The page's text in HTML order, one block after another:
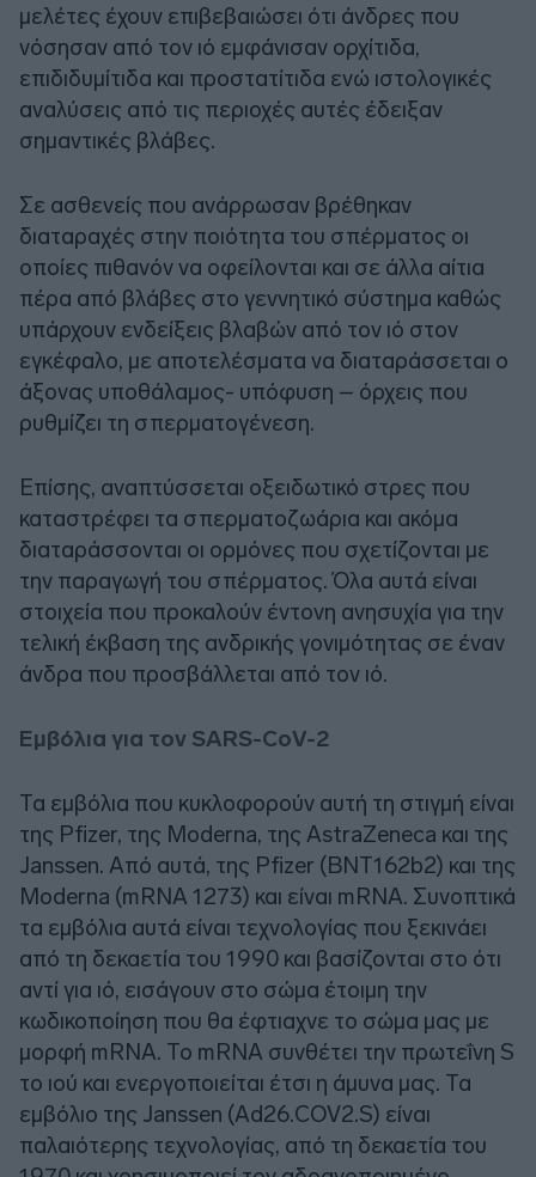
μελέτες έχουν επιβεβαιώσει ότι άνδρες που
νόσησαν από τον ιό εμφάνισαν ορχίτιδα,
επιδιδυμίτιδα και προστατίτιδα ενώ ιστολογικές
αναλύσεις από τις περιοχές αυτές έδειξαν
σημαντικές βλάβες.
Σε ασθενείς που ανάρρωσαν βρέθηκαν
διαταραχές στην ποιότητα του σπέρματος οι
οποίες πιθανόν να οφείλονται και σε άλλα αίτια
πέρα από βλάβες στο γεννητικό σύστημα καθώς
υπάρχουν ενδείξεις βλαβών από τον ιό στον
εγκέφαλο, με αποτελέσματα να διαταράσσεται ο
άξονας υποθάλαμος- υπόφυση – όρχεις που
ρυθμίζει τη σπερματογένεση.
Επίσης, αναπτύσσεται οξειδωτικό στρες που
καταστρέφει τα σπερματοζωάρια και ακόμα
διαταράσσονται οι ορμόνες που σχετίζονται με
την παραγωγή του σπέρματος. Όλα αυτά είναι
στοιχεία που προκαλούν έντονη ανησυχία για την
τελική έκβαση της ανδρικής γονιμότητας σε έναν
άνδρα που προσβάλλεται από τον ιό.
Εμβόλια για τον SARS-CoV-2
Τα εμβόλια που κυκλοφορούν αυτή τη στιγμή είναι
της Pfizer, της Moderna, της AstraZeneca και της
Janssen. Από αυτά, της Pfizer (BNT162b2) και της
Moderna (mRNA 1273) και είναι mRNA. Συνοπτικά
τα εμβόλια αυτά είναι τεχνολογίας που ξεκινάει
από τη δεκαετία του 1990 και βασίζονται στο ότι
αντί για ιό, εισάγουν στο σώμα έτοιμη την
κωδικοποίηση που θα έφτιαχνε το σώμα μας με
μορφή mRNA. Το mRNA συνθέτει την πρωτεΐνη S
το ιού και ενεργοποιείται έτσι η άμυνα μας. Τα
εμβόλιο της Janssen (Ad26.COV2.S) είναι
παλαιότερης τεχνολογίας, από τη δεκαετία του